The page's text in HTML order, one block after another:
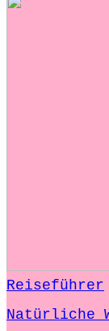
Reiseführer
Natürliche